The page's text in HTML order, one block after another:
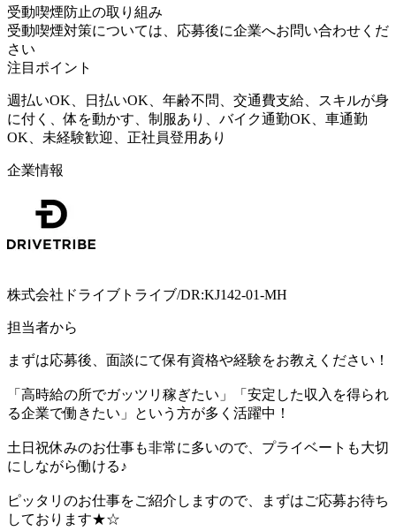
受動喫煙防止の取り組み
受動喫煙対策については、応募後に企業へお問い合わせくだ
さい
注目ポイント
週払いOK、日払いOK、年齢不問、交通費支給、スキルが身
に付く、体を動かす、制服あり、バイク通勤OK、車通勤
OK、未経験歓迎、正社員登用あり
企業情報
株式会社ドライブトライブ/DR:KJ142-01-MH
担当者から
まずは応募後、面談にて保有資格や経験をお教えください！
「高時給の所でガッツリ稼ぎたい」「安定した収入を得られ
る企業で働きたい」という方が多く活躍中！
土日祝休みのお仕事も非常に多いので、プライベートも大切
にしながら働ける♪
ピッタリのお仕事をご紹介しますので、まずはご応募お待ち
しております★☆